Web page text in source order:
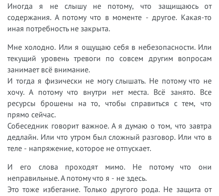
Иногда я не слышу не потому, что защищаюсь от
содержания. А потому что в моменте - другое. Какая-то
иная потребность не закрыта.
Мне холодно. Или я ощущаю себя в небезопасности. Или
текущий уровень тревоги по совсем другим вопросам
занимает всё внимание.
И тогда я физически не могу слышать. Не потому что не
хочу. А потому что внутри нет места. Всё занято. Все
ресурсы брошены на то, чтобы справиться с тем, что
прямо сейчас.
Собеседник говорит важное. А я думаю о том, что завтра
дедлайн. Или что утром был сложный разговор. Или что в
теле - напряжение, которое не отпускает.
И его слова проходят мимо. Не потому что они
неправильные. А потому что я - не здесь.
Это тоже избегание. Только другого рода. Не защита от